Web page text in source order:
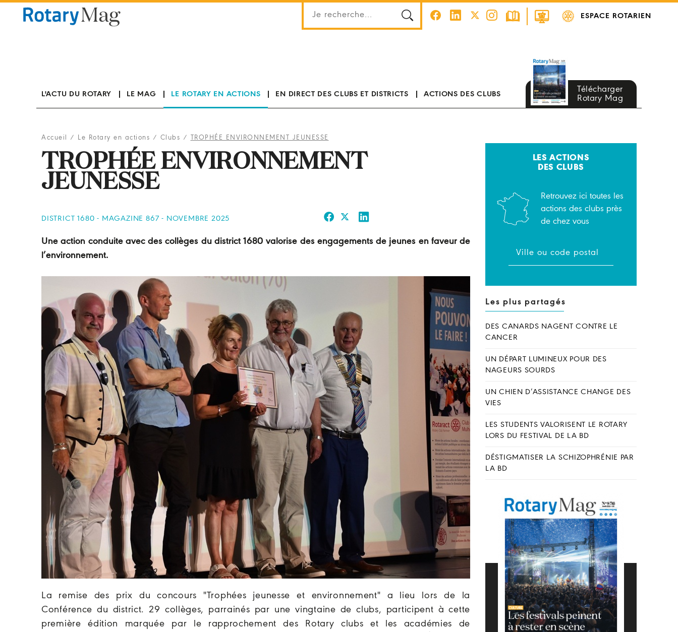
ESPACE ROTARIEN
L'ACTU DU ROTARY LE MAG LE ROTARY EN ACTIONS EN DIRECT DES CLUBS ET DISTRICTS ACTIONS DES CLUBS
Télécharger
Rotary Mag
Accueil / Le Rotary en actions / Clubs / TROPHÉE ENVIRONNEMENT JEUNESSE
TROPHÉE ENVIRONNEMENT
JEUNESSE
DISTRICT 1680 - MAGAZINE 867 - NOVEMBRE 2025
Une action conduite avec des collèges du district 1680 valorise des engagements de jeunes en faveur de
l’environnement.
La remise des prix du concours "Trophées jeunesse et environnement" a lieu lors de la
Conférence du district. 29 collèges, parrainés par une vingtaine de clubs, participent à cette
première édition marquée par le rapprochement des Rotary clubs et les académies de
LES ACTIONS
DES CLUBS
Retrouvez ici toutes les
actions des clubs près
de chez vous
Les plus partagés
DES CANARDS NAGENT CONTRE LE
CANCER
UN DÉPART LUMINEUX POUR DES
NAGEURS SOURDS
UN CHIEN D’ASSISTANCE CHANGE DES
VIES
LES STUDENTS VALORISENT LE ROTARY
LORS DU FESTIVAL DE LA BD
DÉSTIGMATISER LA SCHIZOPHRÉNIE PAR
LA BD
Panneau de gestion des cookies